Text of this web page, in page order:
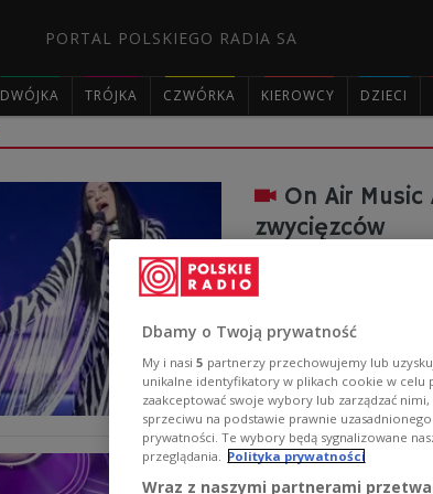
PORTAL POLSKIEGO RADIA SA
DWÓJKA TRÓJKA CZWÓRKA KIEROWCY DZIECI
On Air
zwycięzców
Piosenka "Proszę
wykonywany przez
Zobacz więcej na temat:
On Air
Dbamy o Twoją prywatność
My i nasi 5 partnerzy przechowujemy lub
unikalne identyfikatory w plikach cookie w celu
zaakceptować swoje wybory lub zarządzać
sprzeciwu na podstawie prawnie
prywatności. Te wybory będą sygnalizowane
przeglądania.
Polityka prywatności
Wraz z naszymi partnerami